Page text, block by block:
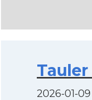
2026-01-09